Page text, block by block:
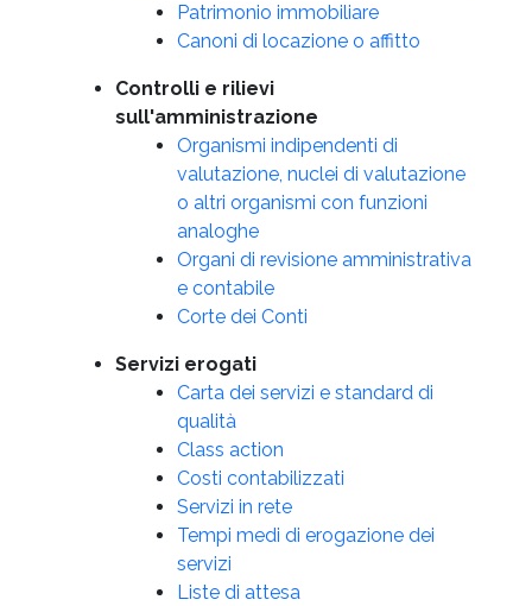
Patrimonio immobiliare
Canoni di locazione o affitto
Controlli e rilievi
sull'amministrazione
Organismi indipendenti di
valutazione, nuclei di valutazione
o altri organismi con funzioni
analoghe
Organi di revisione amministrativa
e contabile
Corte dei Conti
Servizi erogati
Carta dei servizi e standard di
qualità
Class action
Costi contabilizzati
Servizi in rete
Tempi medi di erogazione dei
servizi
Liste di attesa